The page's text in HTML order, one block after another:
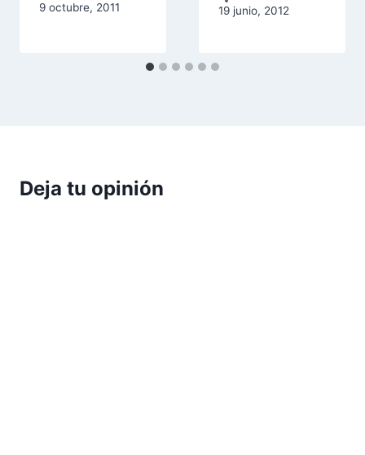
9 octubre, 2011
19 junio, 2012
Deja tu opinión